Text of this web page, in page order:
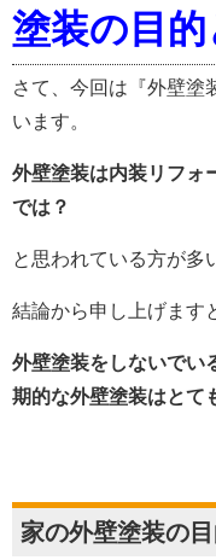
塗装の目的
さて、今回は『外壁塗
います。
外壁塗装は内装リフォ
では？
と思われている方が多
結論から申し上げます
外壁塗装をしないでい
期的な外壁塗装はとて
家の外壁塗装の